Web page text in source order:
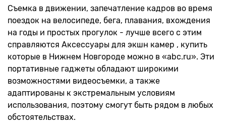
Съемка в движении, запечатление кадров во время
поездок на велосипеде, бега, плавания, вхождения
на годы и простых прогулок - лучше всего с этим
справляются Аксессуары для экшн камер , купить
которые в Нижнем Новгороде можно в «abc.ru». Эти
портативные гаджеты обладают широкими
возможностями видеосъемки, а также
адаптированы к экстремальным условиям
использования, поэтому смогут быть рядом в любых
обстоятельствах.